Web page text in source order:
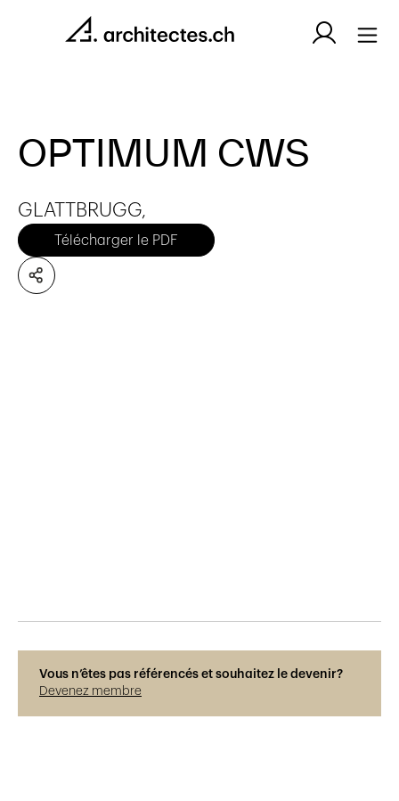
OPTIMUM CWS
GLATTBRUGG,
Télécharger le PDF
Vous n’êtes pas référencés et souhaitez le devenir?
Devenez membre